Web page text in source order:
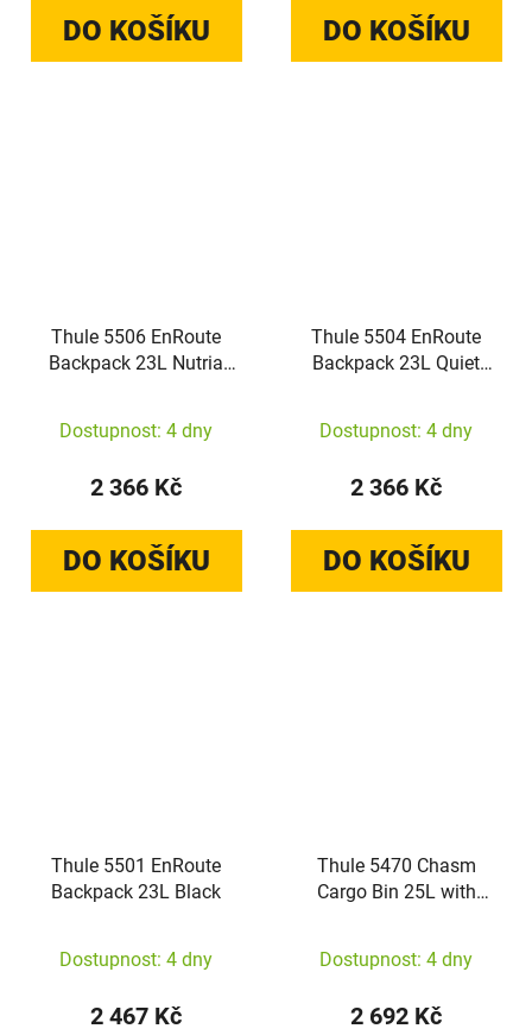
DO KOŠÍKU DO KOŠÍKU
Thule 5506 EnRoute
Backpack 23L Nutria
Dostupnost: 4 dny
2 366 Kč
DO KOŠÍKU
Thule 5504 EnRoute
Backpack 23L Quiet
Dostupnost: 4 dny
2 366 Kč
DO KOŠÍKU
Thule 5501 EnRoute
Backpack 23L Black
Dostupnost: 4 dny
2 467 Kč
Thule 5470 Chasm
Cargo Bin 25L with
Dostupnost: 4 dny
2 692 Kč